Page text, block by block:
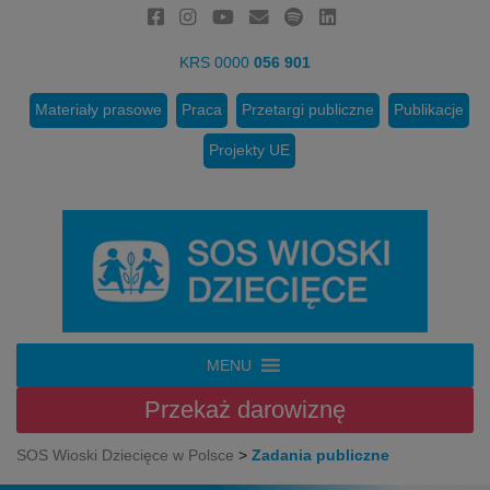
KRS 0000 056 901
Materiały prasowe Praca Przetargi publiczne Publikacje
Projekty UE
MENU
Przekaż darowiznę
SOS Wioski Dziecięce w Polsce > Zadania publiczne